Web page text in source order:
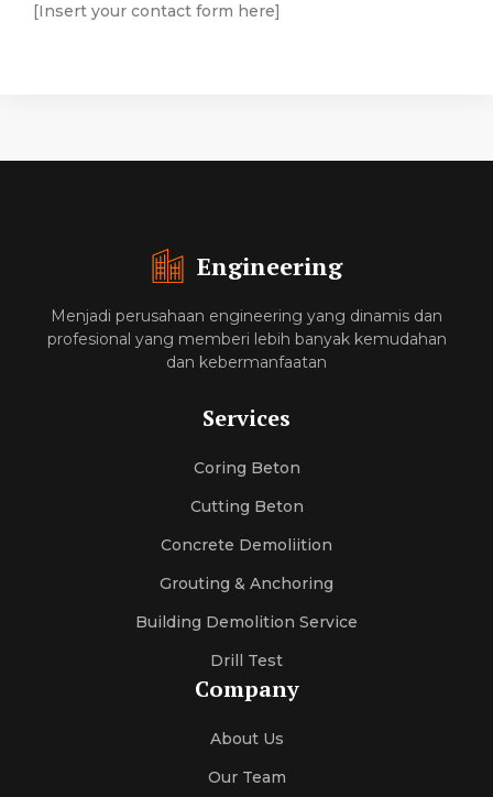
[Insert your contact form here]
Engineering
Menjadi perusahaan engineering yang dinamis dan
profesional yang memberi lebih banyak kemudahan
dan kebermanfaatan
Services
Coring Beton
Cutting Beton
Concrete Demoliition
Grouting & Anchoring
Building Demolition Service
Drill Test
Company
About Us
Our Team